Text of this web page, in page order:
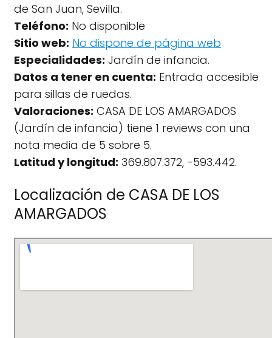
de San Juan, Sevilla.
Teléfono: No disponible
Sitio web: No dispone de página web
Especialidades: Jardín de infancia.
Datos a tener en cuenta: Entrada accesible
para sillas de ruedas.
Valoraciones: CASA DE LOS AMARGADOS
(Jardín de infancia) tiene 1 reviews con una
nota media de 5 sobre 5.
Latitud y longitud: 369.807.372, -593.442.
Localización de CASA DE LOS
AMARGADOS